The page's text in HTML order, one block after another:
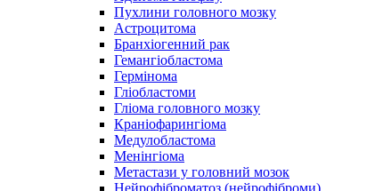
Пухлини головного мозку
Астроцитома
Бранхіогенний рак
Гемангіобластома
Гермінома
Гліобластоми
Гліома головного мозку
Краніофарингіома
Медулобластома
Менінгіома
Метастази у головний мозок
Нейрофіброматоз (нейрофіброми)